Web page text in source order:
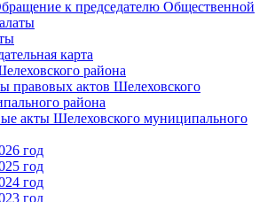
к председателю Общественной
карта
района
правовых актов Шелеховского
района
акты Шелеховского муниципального
год
год
год
год